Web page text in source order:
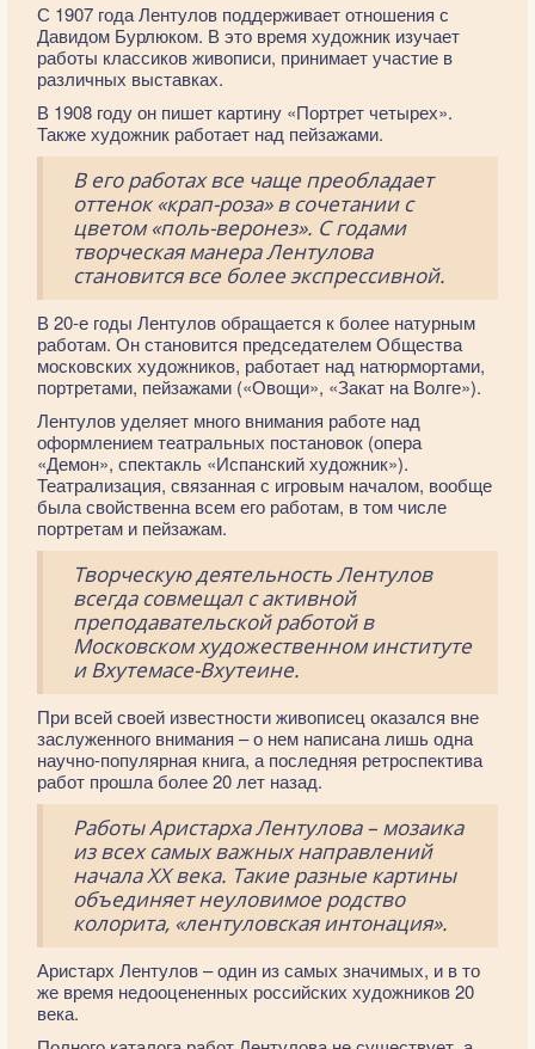
С 1907 года Лентулов поддерживает отношения с
Давидом Бурлюком. В это время художник изучает
работы классиков живописи, принимает участие в
различных выставках.
В 1908 году он пишет картину «Портрет четырех».
Также художник работает над пейзажами.
В его работах все чаще преобладает
оттенок «крап-роза» в сочетании с
цветом «поль-веронез». С годами
творческая манера Лентулова
становится все более экспрессивной.
В 20-е годы Лентулов обращается к более натурным
работам. Он становится председателем Общества
московских художников, работает над натюрмортами,
портретами, пейзажами («Овощи», «Закат на Волге»).
Лентулов уделяет много внимания работе над
оформлением театральных постановок (опера
«Демон», спектакль «Испанский художник»).
Театрализация, связанная с игровым началом, вообще
была свойственна всем его работам, в том числе
портретам и пейзажам.
Творческую деятельность Лентулов
всегда совмещал с активной
преподавательской работой в
Московском художественном институте
и Вхутемасе-Вхутеине.
При всей своей известности живописец оказался вне
заслуженного внимания – о нем написана лишь одна
научно-популярная книга, а последняя ретроспектива
работ прошла более 20 лет назад.
Работы Аристарха Лентулова – мозаика
из всех самых важных направлений
начала XX века. Такие разные картины
объединяет неуловимое родство
колорита, «лентуловская интонация».
Аристарх Лентулов – один из самых значимых, и в то
же время недооцененных российских художников 20
века.